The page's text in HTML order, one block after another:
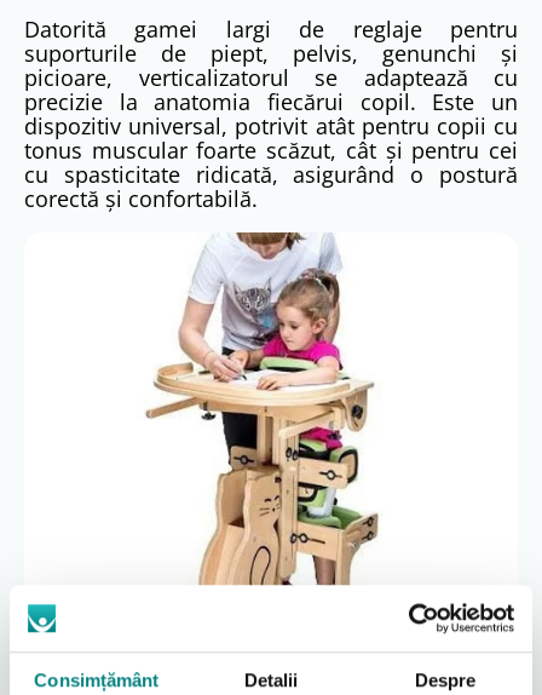
Consimțământ Detalii Despre
Datorită gamei largi de reglaje pentru
suporturile de piept, pelvis, genunchi și
picioare, verticalizatorul se adaptează cu
precizie la anatomia fiecărui copil. Este un
dispozitiv universal, potrivit atât pentru copii cu
tonus muscular foarte scăzut, cât și pentru cei
cu spasticitate ridicată, asigurând o postură
corectă și confortabilă.
Sisteme de siguranță fiabile